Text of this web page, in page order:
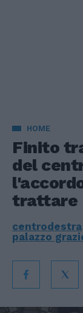
HOME
Finito
del
trattare
centrodestra
palazzo